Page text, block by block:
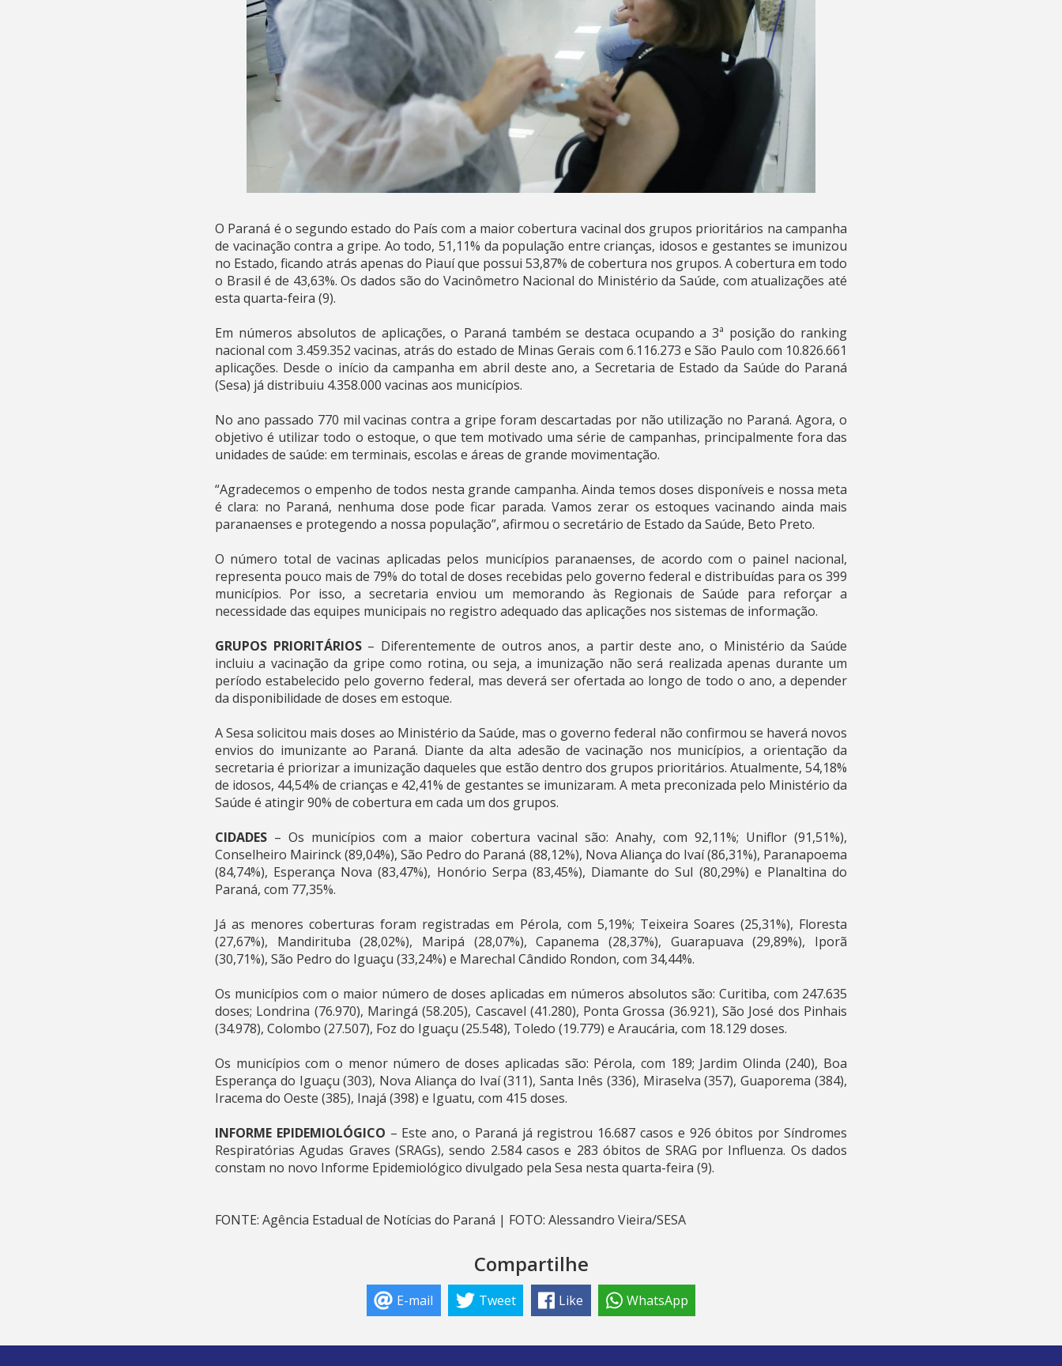
O Paraná é o segundo estado do País com a maior cobertura vacinal dos grupos prioritários na campanha
de vacinação contra a gripe. Ao todo, 51,11% da população entre crianças, idosos e gestantes se imunizou
no Estado, ficando atrás apenas do Piauí que possui 53,87% de cobertura nos grupos. A cobertura em todo
o Brasil é de 43,63%. Os dados são do Vacinômetro Nacional do Ministério da Saúde, com atualizações até
esta quarta-feira (9).
Em números absolutos de aplicações, o Paraná também se destaca ocupando a 3ª posição do ranking
nacional com 3.459.352 vacinas, atrás do estado de Minas Gerais com 6.116.273 e São Paulo com 10.826.661
aplicações. Desde o início da campanha em abril deste ano, a Secretaria de Estado da Saúde do Paraná
(Sesa) já distribuiu 4.358.000 vacinas aos municípios.
No ano passado 770 mil vacinas contra a gripe foram descartadas por não utilização no Paraná. Agora, o
objetivo é utilizar todo o estoque, o que tem motivado uma série de campanhas, principalmente fora das
unidades de saúde: em terminais, escolas e áreas de grande movimentação.
“Agradecemos o empenho de todos nesta grande campanha. Ainda temos doses disponíveis e nossa meta
é clara: no Paraná, nenhuma dose pode ficar parada. Vamos zerar os estoques vacinando ainda mais
paranaenses e protegendo a nossa população”, afirmou o secretário de Estado da Saúde, Beto Preto.
O número total de vacinas aplicadas pelos municípios paranaenses, de acordo com o painel nacional,
representa pouco mais de 79% do total de doses recebidas pelo governo federal e distribuídas para os 399
municípios. Por isso, a secretaria enviou um memorando às Regionais de Saúde para reforçar a
necessidade das equipes municipais no registro adequado das aplicações nos sistemas de informação.
GRUPOS PRIORITÁRIOS– Diferentemente de outros anos, a partir deste ano, o Ministério da Saúde
incluiu a vacinação da gripe como rotina, ou seja, a imunização não será realizada apenas durante um
período estabelecido pelo governo federal, mas deverá ser ofertada ao longo de todo o ano, a depender
da disponibilidade de doses em estoque.
A Sesa solicitou mais doses ao Ministério da Saúde, mas o governo federal não confirmou se haverá novos
envios do imunizante ao Paraná. Diante da alta adesão de vacinação nos municípios, a orientação da
secretaria é priorizar a imunização daqueles que estão dentro dos grupos prioritários. Atualmente, 54,18%
de idosos, 44,54% de crianças e 42,41% de gestantes se imunizaram. A meta preconizada pelo Ministério da
Saúde é atingir 90% de cobertura em cada um dos grupos.
CIDADES – Os municípios com a maior cobertura vacinal são: Anahy, com 92,11%; Uniflor (91,51%),
Conselheiro Mairinck (89,04%), São Pedro do Paraná (88,12%), Nova Aliança do Ivaí (86,31%), Paranapoema
(84,74%), Esperança Nova (83,47%), Honório Serpa (83,45%), Diamante do Sul (80,29%) e Planaltina do
Paraná, com 77,35%.
Já as menores coberturas foram registradas em Pérola, com 5,19%; Teixeira Soares (25,31%), Floresta
(27,67%), Mandirituba (28,02%), Maripá (28,07%), Capanema (28,37%), Guarapuava (29,89%), Iporã
(30,71%), São Pedro do Iguaçu (33,24%) e Marechal Cândido Rondon, com 34,44%.
Os municípios com o maior número de doses aplicadas em números absolutos são: Curitiba, com 247.635
doses; Londrina (76.970), Maringá (58.205), Cascavel (41.280), Ponta Grossa (36.921), São José dos Pinhais
(34.978), Colombo (27.507), Foz do Iguaçu (25.548), Toledo (19.779) e Araucária, com 18.129 doses.
Os municípios com o menor número de doses aplicadas são: Pérola, com 189; Jardim Olinda (240), Boa
Esperança do Iguaçu (303), Nova Aliança do Ivaí (311), Santa Inês (336), Miraselva (357), Guaporema (384),
Iracema do Oeste (385), Inajá (398) e Iguatu, com 415 doses.
INFORME EPIDEMIOLÓGICO – Este ano, o Paraná já registrou 16.687 casos e 926 óbitos por Síndromes
Respiratórias Agudas Graves (SRAGs), sendo 2.584 casos e 283 óbitos de SRAG por Influenza. Os dados
constam no novo Informe Epidemiológico divulgado pela Sesa nesta quarta-feira (9).
FONTE: Agência Estadual de Notícias do Paraná | FOTO: Alessandro Vieira/SESA
Compartilhe
E-mail Tweet Like WhatsApp